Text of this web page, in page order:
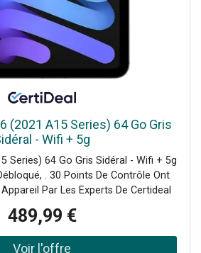
(2021 A15 Series) 64 Go Gris
- Wifi + 5g
Series) 64 Go Gris Sidéral - Wifi + 5g
. 30 Points De Contrôle Ont
Par Les Experts De Certideal
489,99 €